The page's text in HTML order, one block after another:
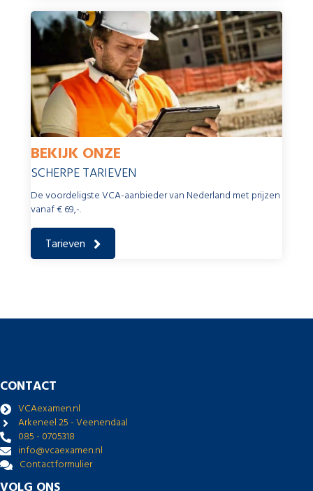
BEKIJK ONZE
SCHERPE TARIEVEN
De voordeligste VCA-aanbieder van Nederland met prijzen
vanaf € 69,-.
Tarieven
CONTACT
VCAexamen.nl
Arkeneel 25 - Veenendaal
085 - 0705318
info@vcaexamen.nl
Contactformulier